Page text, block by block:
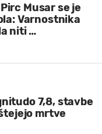
Musar se je
Varnostnika
niti …
7,8, stavbe
mrtve